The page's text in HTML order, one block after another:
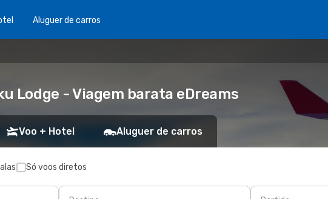
Aluguer de carros
Lodge - Viagem barata eDreams
Voo + Hotel Aluguer de carros
Só voos diretos